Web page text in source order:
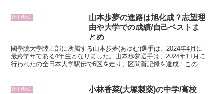
陸上/駅伝
山本歩夢の進路は旭化成？志望理
由や大学での成績/自己ベストま
とめ
國學院大學陸上部に所属する山本歩夢(あゆむ)選手は、2024年4月に
最終学年である4年生となりました。山本歩夢選手は、2024年11月に
行われたの全日本大学駅伝で6区を走り、区間新記録を達成！この活
陸上/駅伝
小林香菜(大塚製薬)の中学/高校